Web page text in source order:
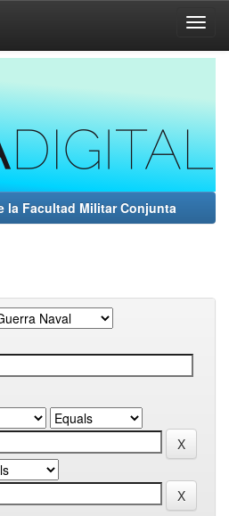
la Facultad Militar Conjunta